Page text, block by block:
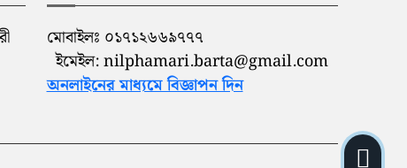
মোবাইলঃ ০১৭১২৬৬৯৭৭৭
ইমেইল: nilphamari.barta@gmail.com
অনলাইনের মাধ্যমে বিজ্ঞাপন দিন